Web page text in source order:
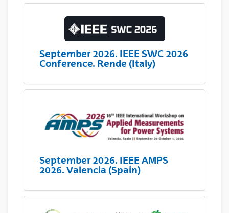
September 2026. IEEE SWC 2026
Conference. Rende (Italy)
September 2026. IEEE AMPS
2026. Valencia (Spain)